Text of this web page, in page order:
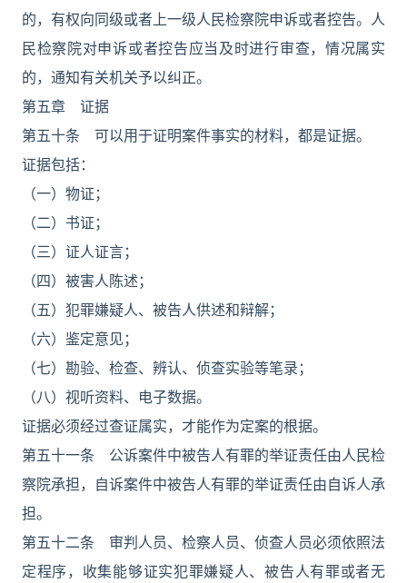
的，有权向同级或者上一级人民检察院申诉或者控告。人
民检察院对申诉或者控告应当及时进行审查，情况属实
的，通知有关机关予以纠正。
第五章 证据
第五十条 可以用于证明案件事实的材料，都是证据。
证据包括：
（一）物证；
（二）书证；
（三）证人证言；
（四）被害人陈述；
（五）犯罪嫌疑人、被告人供述和辩解；
（六）鉴定意见；
（七）勘验、检查、辨认、侦查实验等笔录；
（八）视听资料、电子数据。
证据必须经过查证属实，才能作为定案的根据。
第五十一条 公诉案件中被告人有罪的举证责任由人民检
察院承担，自诉案件中被告人有罪的举证责任由自诉人承
担。
第五十二条 审判人员、检察人员、侦查人员必须依照法
定程序，收集能够证实犯罪嫌疑人、被告人有罪或者无